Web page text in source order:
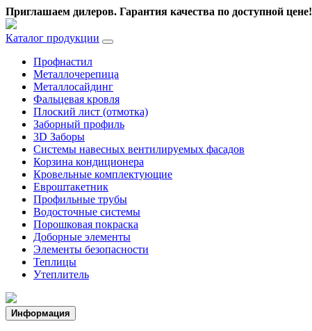
Приглашаем дилеров. Гарантия качества по доступной цене!
Каталог продукции
Профнастил
Металлочерепица
Металлосайдинг
Фальцевая кровля
Плоский лист (отмотка)
Заборный профиль
3D Заборы
Системы навесных вентилируемых фасадов
Корзина кондиционера
Кровельные комплектующие
Евроштакетник
Профильные трубы
Водосточные системы
Порошковая покраска
Доборные элементы
Элементы безопасности
Теплицы
Утеплитель
Информация